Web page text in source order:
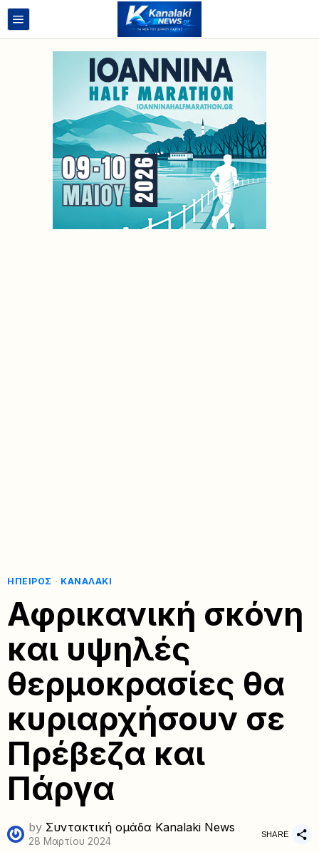
ΉΠΕΙΡΟΣ · ΚΑΝΑΛΆΚΙ
Αφρικανική σκόνη
και υψηλές
θερμοκρασίες θα
κυριαρχήσουν σε
Πρέβεζα και
Πάργα
by Συντακτική ομάδα Kanalaki News
28 Μαρτίου 2024
SHARE